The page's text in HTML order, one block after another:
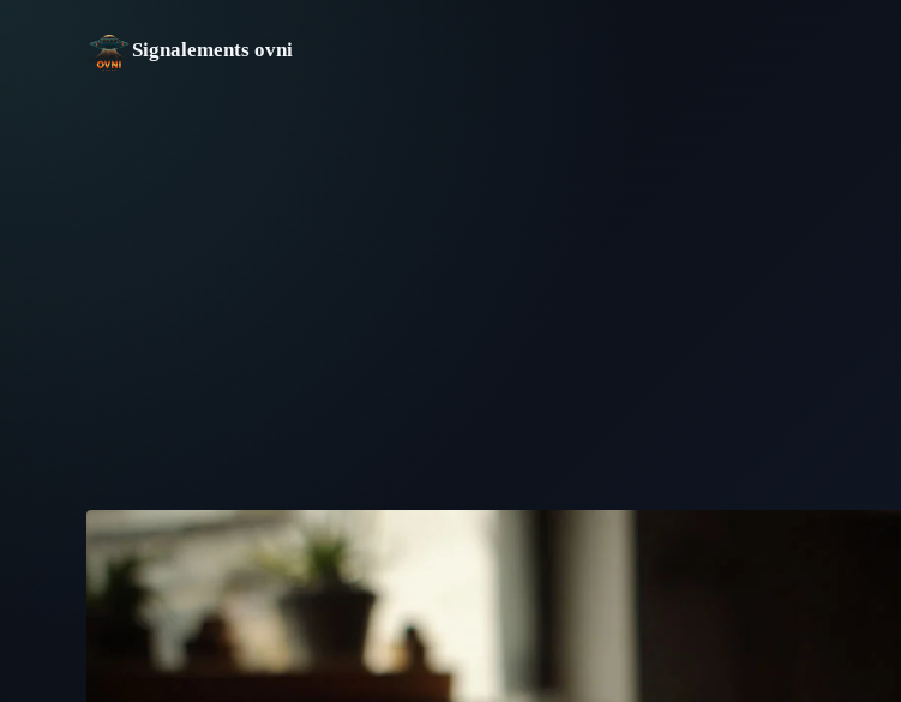
Signalements ovni